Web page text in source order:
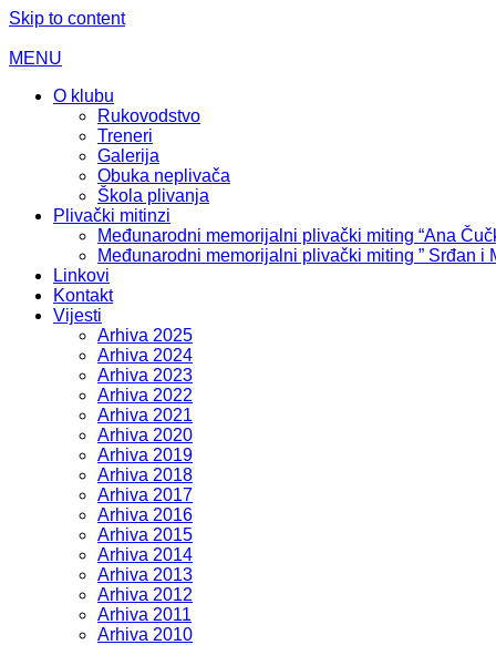
Skip to content
MENU
O klubu
Rukovodstvo
Treneri
Galerija
Obuka neplivača
Škola plivanja
Plivački mitinzi
Međunarodni memorijalni plivački miting “Ana
Međunarodni memorijalni plivački miting ” Srđan i
Linkovi
Kontakt
Vijesti
Arhiva 2025
Arhiva 2024
Arhiva 2023
Arhiva 2022
Arhiva 2021
Arhiva 2020
Arhiva 2019
Arhiva 2018
Arhiva 2017
Arhiva 2016
Arhiva 2015
Arhiva 2014
Arhiva 2013
Arhiva 2012
Arhiva 2011
Arhiva 2010